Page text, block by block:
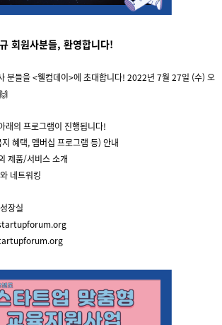
회원사분들, 환영합니다!
분들을 <웰컴데이>에 초대합니다! 2022년 7월 27일 (수) 오
래의 프로그램이 진행됩니다!
혜택, 멤버십 프로그램 등) 안내
제품/서비스 소개
네트워킹
장실